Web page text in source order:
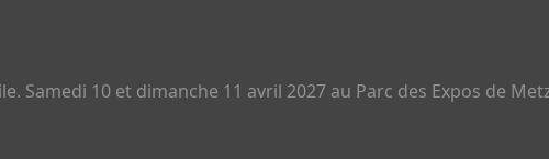
Samedi 10 et dimanche 11 avril 2027 au Parc des Expos de